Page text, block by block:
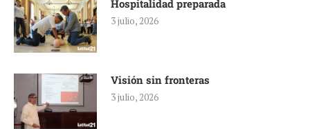
Hospitalidad preparada
3 julio, 2026
Visión sin fronteras
3 julio, 2026